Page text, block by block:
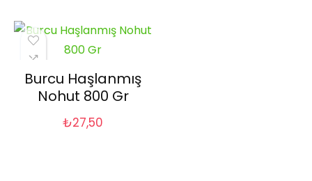
Burcu Haşlanmış
Nohut 800 Gr
₺27,50